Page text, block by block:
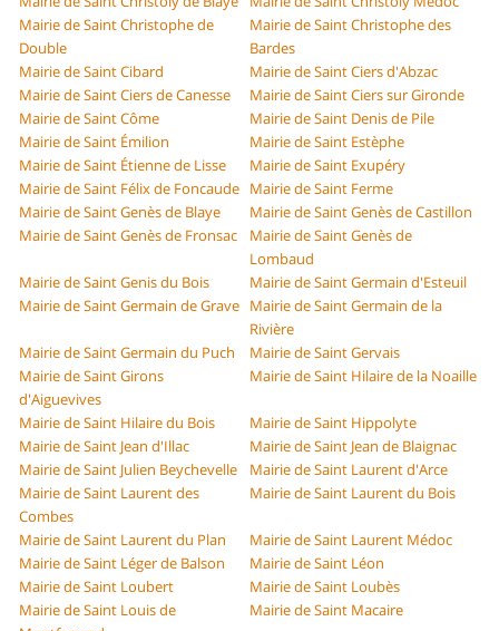
Mairie de Saint Christophe de
Double
Mairie de Saint Christophe des
Bardes
Mairie de Saint Cibard
Mairie de Saint Ciers d'Abzac
Mairie de Saint Ciers de Canesse
Mairie de Saint Ciers sur Gironde
Mairie de Saint Côme
Mairie de Saint Denis de Pile
Mairie de Saint Émilion
Mairie de Saint Estèphe
Mairie de Saint Étienne de Lisse
Mairie de Saint Exupéry
Mairie de Saint Félix de Foncaude Mairie de Saint Ferme
Mairie de Saint Genès de Blaye
Mairie de Saint Genès de Castillon
Mairie de Saint Genès de Fronsac
Mairie de Saint Genès de
Lombaud
Mairie de Saint Genis du Bois
Mairie de Saint Germain d'Esteuil
Mairie de Saint Germain de Grave Mairie de Saint Germain de la
Rivière
Mairie de Saint Germain du Puch
Mairie de Saint Gervais
Mairie de Saint Girons
d'Aiguevives
Mairie de Saint Hilaire de la Noaille
Mairie de Saint Hilaire du Bois
Mairie de Saint Hippolyte
Mairie de Saint Jean d'Illac
Mairie de Saint Jean de Blaignac
Mairie de Saint Julien Beychevelle
Mairie de Saint Laurent d'Arce
Mairie de Saint Laurent des
Combes
Mairie de Saint Laurent du Bois
Mairie de Saint Laurent du Plan
Mairie de Saint Laurent Médoc
Mairie de Saint Léger de Balson
Mairie de Saint Léon
Mairie de Saint Loubert
Mairie de Saint Loubès
Mairie de Saint Louis de
Mairie de Saint Macaire